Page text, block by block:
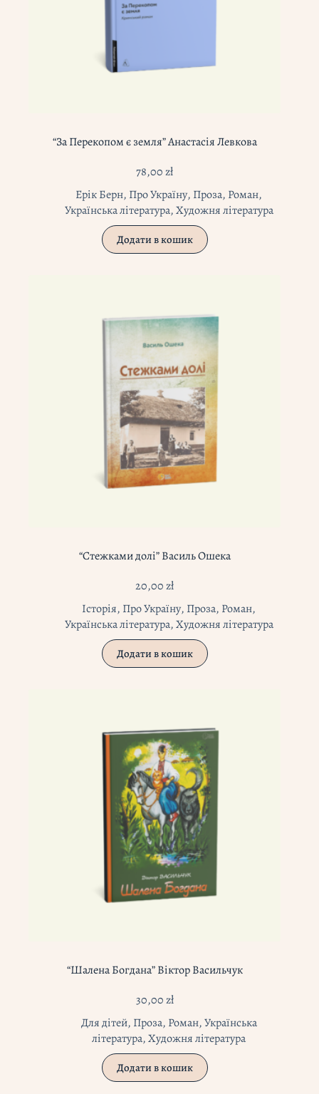
“За Перекопом є земля” Анастасія Левкова
78,00zł
Ерік Берн, Про Україну, Проза, Роман,
Українська література,Художня література
Додати в кошик
“Стежками долі” Василь Ошека
20,00zł
Історія, Про Україну, Проза, Роман,
Українська література,Художня література
Додати в кошик
“Шалена Богдана” Віктор Васильчук
30,00zł
Для дітей, Проза, Роман,Українська
література,Художня література
Додати в кошик